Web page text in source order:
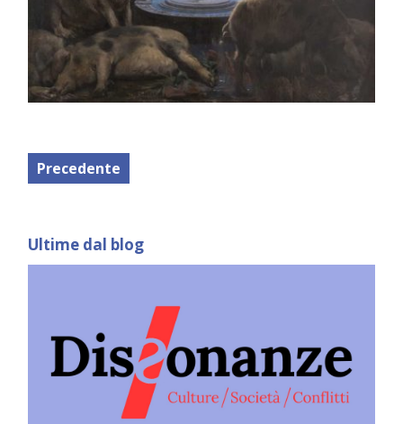
Precedente
Ultime dal blog